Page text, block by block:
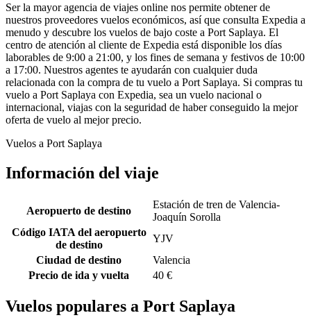
Ser la mayor agencia de viajes online nos permite obtener de
nuestros proveedores vuelos económicos, así que consulta Expedia a
menudo y descubre los vuelos de bajo coste a Port Saplaya. El
centro de atención al cliente de Expedia está disponible los días
laborables de 9:00 a 21:00, y los fines de semana y festivos de 10:00
a 17:00. Nuestros agentes te ayudarán con cualquier duda
relacionada con la compra de tu vuelo a Port Saplaya. Si compras tu
vuelo a Port Saplaya con Expedia, sea un vuelo nacional o
internacional, viajas con la seguridad de haber conseguido la mejor
oferta de vuelo al mejor precio.
Vuelos a Port Saplaya
Información del viaje
Aeropuerto de destino
Estación de tren de Valencia-
Joaquín Sorolla
Código IATA del aeropuerto
de destino
YJV
Ciudad de destino
Valencia
Precio de ida y vuelta
40 €
Vuelos populares a Port Saplaya